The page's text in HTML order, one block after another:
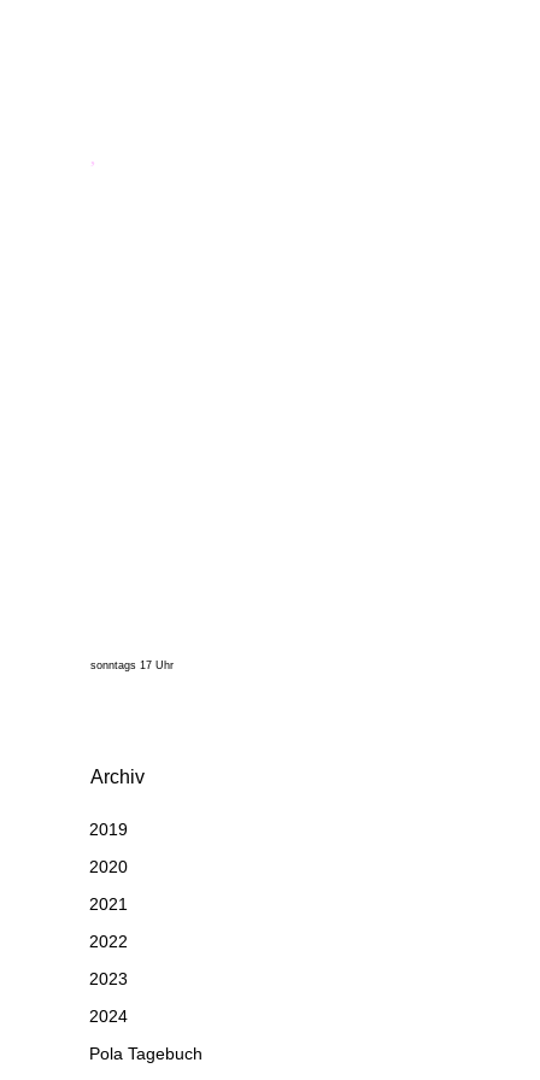
sonntags 17 Uhr
Archiv
2019
2020
2021
2022
2023
2024
Pola Tagebuch